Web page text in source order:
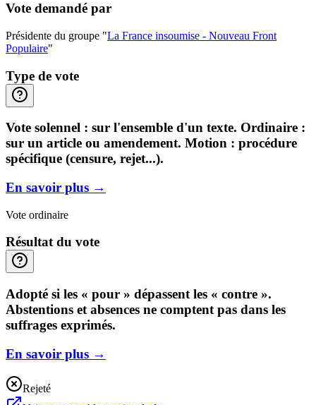
Vote demandé par
Présidente du groupe "La France insoumise - Nouveau Front
Populaire"
Type de vote
Vote solennel : sur l'ensemble d'un texte. Ordinaire :
sur un article ou amendement. Motion : procédure
spécifique (censure, rejet...).
En savoir plus →
Vote ordinaire
Résultat du vote
Adopté si les « pour » dépassent les « contre ».
Abstentions et absences ne comptent pas dans les
suffrages exprimés.
En savoir plus →
Rejeté